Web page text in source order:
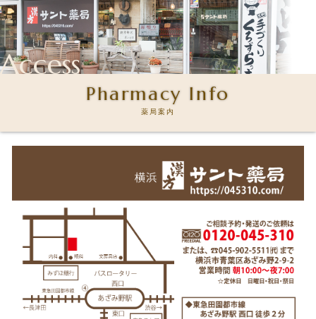
Access
Pharmacy Info
薬局案内